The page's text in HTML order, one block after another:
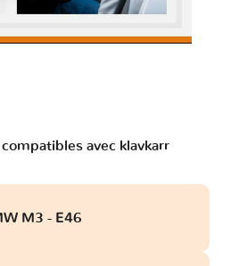
avec klavkarr
M3 - E46